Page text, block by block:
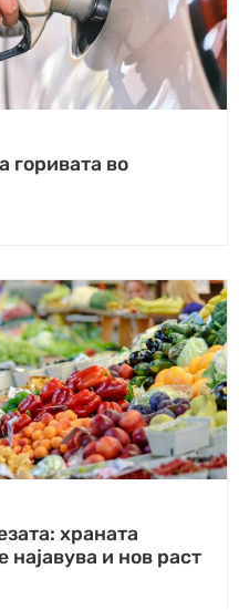
горивата во
храната
најавува и нов раст